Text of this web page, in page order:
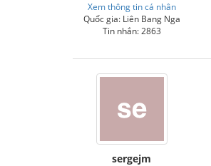
Xem thông tin cá nhân
Quốc gia: Liên Bang Nga
Tin nhắn: 2863
sergejm